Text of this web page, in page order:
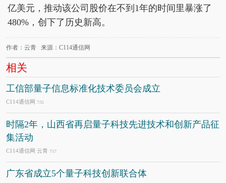
亿美元，推动该公司股价在不到1年的时间里暴涨了
480%，创下了历史新高。
作者：云青 来源：C114通信网
相关
工信部量子信息标准化技术委员会成立
C114通信网 7/31
时隔2年，山西省再启量子科技先进技术和创新产品征
集活动
C114通信网 云青 7/17
广东省成立5个量子科技创新联合体